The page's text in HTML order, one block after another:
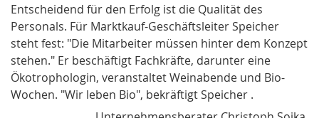
Entscheidend für den Erfolg ist die Qualität des
Personals. Für Marktkauf-Geschäftsleiter Speicher
steht fest: "Die Mit­arbeiter müssen hinter dem Konzept
stehen." Er beschäftigt Fachkräfte, darunter eine
Ökotrophologin, veranstaltet Weinabende und Bio-
Wochen. "Wir leben Bio", bekräftigt Speicher .